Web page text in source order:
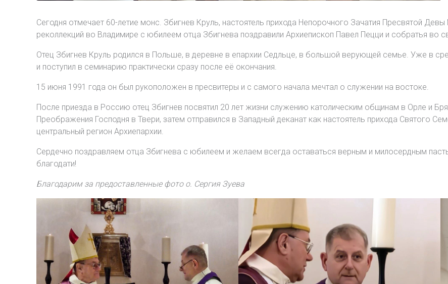
Сегодня отмечает 60-летие монс. Збигнев Круль, настоятель прихода Непорочного Зачатия Пресвятой
реколлекций во Владимире с юбилеем отца Збигнева поздравили Архиепископ Павел Пецци и собратья во
Отец Збигнев Круль родился в Польше, в деревне в епархии Седльце, в большой верующей семье. Уже в
и поступил в семинарию практически сразу после её окончания.
15 июня 1991 года он был рукоположен в пресвитеры и с самого начала мечтал о служении на востоке.
После приезда в Россию отец Збигнев посвятил 20 лет жизни служению католическим общинам в Орле и
Преображения Господня в Твери, затем отправился в Западный деканат как настоятель прихода Святого
центральный регион Архиепархии.
Сердечно поздравляем отца Збигнева с юбилеем и желаем всегда оставаться верным и милосердным
благодати!
Благодарим за предоставленные фото о. Сергия Зуева